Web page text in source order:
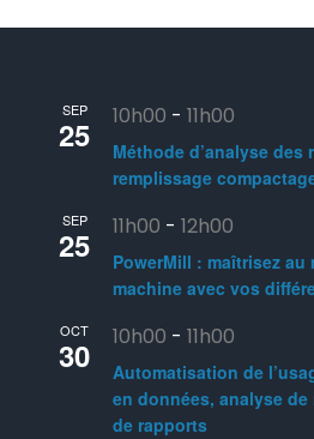
SEP
25 10h00 - 11h00
Méthode d’analyse des
remplissage
SEP
25 11h00 - 12h00
PowerMill : maîtrisez
machine avec vos
OCT
30 10h00 - 11h00
Automatisation de
en données, analyse
de rapports